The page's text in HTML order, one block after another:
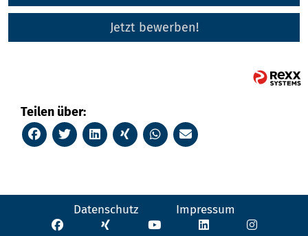
Jetzt bewerben!
Teilen über:
Datenschutz Impressum